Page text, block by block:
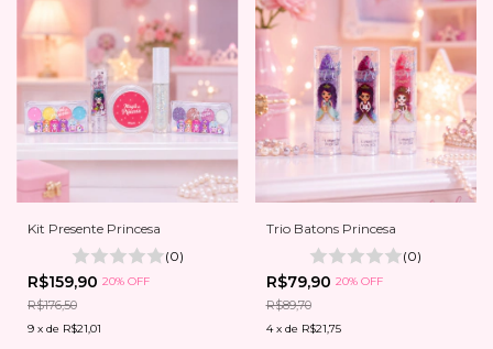
Kit Presente Princesa
(0)
R$159,90 20% OFF
R$176,50
9 x de R$21,01
Trio Batons Princesa
(0)
R$79,90 20% OFF
R$89,70
4 x de R$21,75